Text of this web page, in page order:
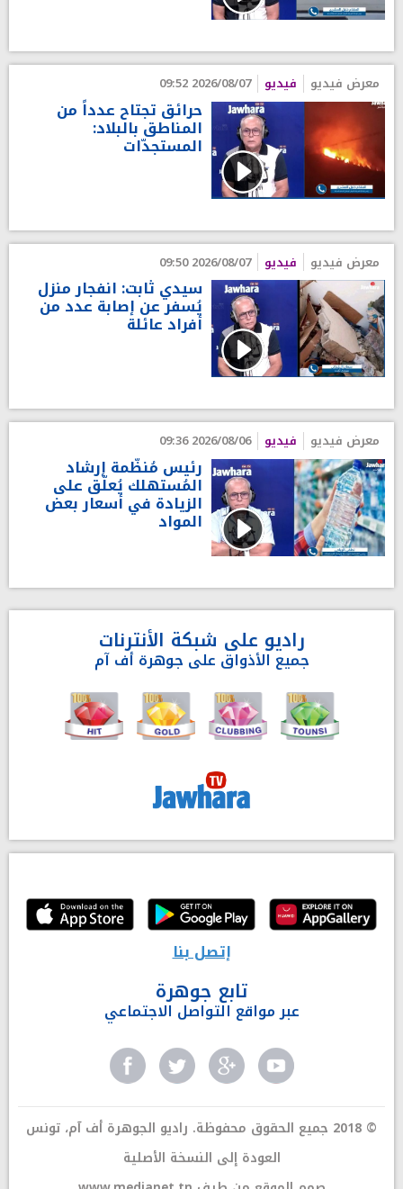
معرض فيديو فيديو 2026/08/07 09:52
حرائق تجتاح عدداً من
المناطق بالبلاد:
المستجدّات
معرض فيديو فيديو 2026/08/07 09:50
سيدي ثابت: انفجار منزل
يُسفر عن إصابة عدد من
أفراد عائلة
معرض فيديو فيديو 2026/08/06 09:36
رئيس مُنظّمة إرشاد
المُستهلك يُعلّق على
الزيادة في أسعار بعض
المواد
راديو على شبكة الأنترنات
جميع الأذواق على جوهرة أف آم
إتصل بنا
تابع جوهرة
عبر مواقع التواصل الاجتماعي
© 2018 جميع الحقوق محفوظة. راديو الجوهرة أف آم، تونس
العودة إلى النسخة الأصلية